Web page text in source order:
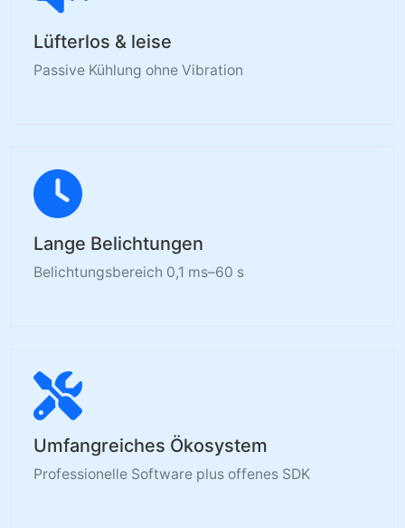
Lüfterlos & leise
Passive Kühlung ohne Vibration
Lange Belichtungen
Belichtungsbereich 0,1 ms–60 s
Umfangreiches Ökosystem
Professionelle Software plus offenes SDK